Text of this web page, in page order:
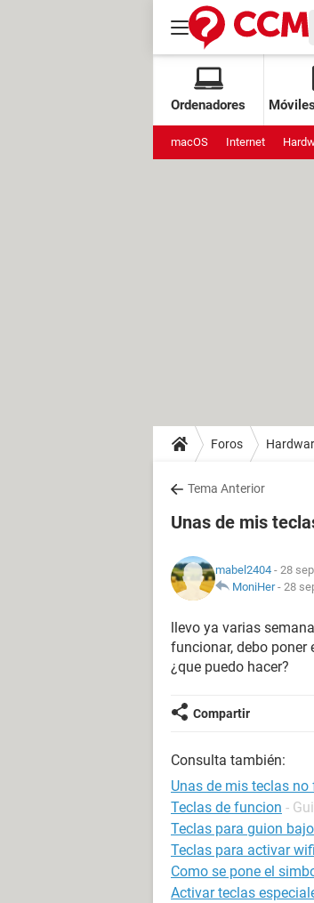
Ordenadores
macOS Internet
Foros
Tema Anterior
Unas de mis
mabel2404 - 28
MoniHer- 28
llevo ya varias
funcionar, debo poner
¿que puedo hacer?
Compartir
Consulta también:
Unas de mis teclas
Teclas de funcion -
Teclas para guion bajo
Teclas para activar
Como se pone el
Activar teclas